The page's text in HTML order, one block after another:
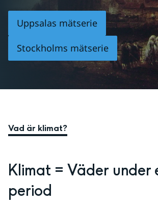
Uppsalas mätserie
Stockholms mätserie
Vad är klimat?
Klimat = Väder under
period